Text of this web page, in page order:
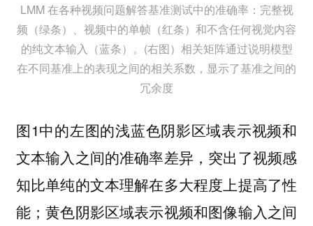
LMM 在各种视频问题解答基准测试中的准确率：完整视
频（绿条）、视频中的单帧（红条）和不含任何视觉内容
的纯文本输入（蓝条）。(右图）相关矩阵通过说明模型
在不同基准上的表现之间的相关系数，显示了基准之间的
冗余度
图1中的左图的浅蓝色阴影区域表示视频和
文本输入之间的准确率差异，突出了视频感
知比单纯的文本理解在多大程度上提高了性
能；黄色阴影区域表示视频和图像输入之间